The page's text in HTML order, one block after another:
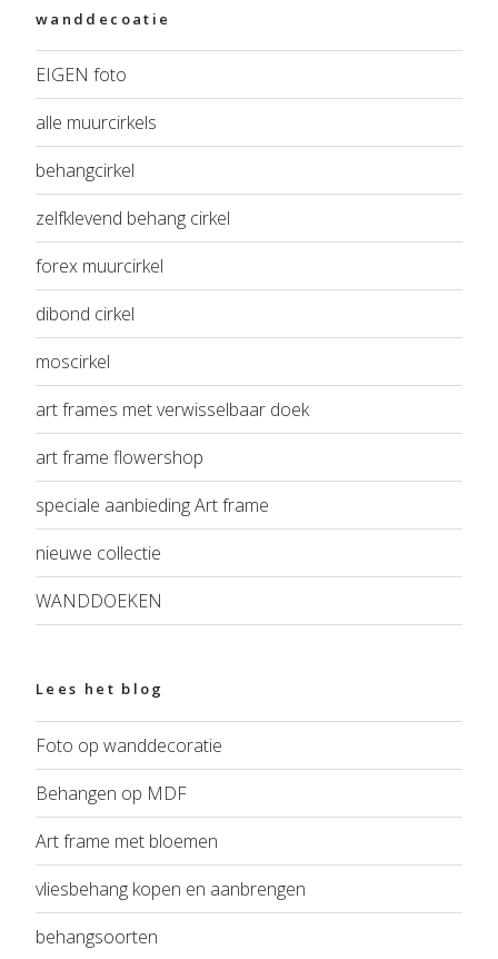
wanddecoatie
EIGEN foto
alle muurcirkels
behangcirkel
zelfklevend behang cirkel
forex muurcirkel
dibond cirkel
moscirkel
art frames met verwisselbaar doek
art frame flowershop
speciale aanbieding Art frame
nieuwe collectie
WANDDOEKEN
Lees het blog
Foto op wanddecoratie
Behangen op MDF
Art frame met bloemen
vliesbehang kopen en aanbrengen
behangsoorten